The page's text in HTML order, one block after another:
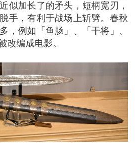
似加长了的矛头，短柄宽刃，
手，有利于战场上斩劈。春秋
，例如「鱼肠」、「干将」、
改编成电影。